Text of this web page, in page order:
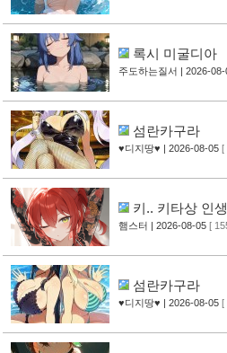
록시 미굴디아
주도하는질서 | 2026-08-
섬란카구라
♥디지땅♥ | 2026-08-05 [
키.. 키타상 인
햄스터 | 2026-08-05 [
섬란카구라
♥디지땅♥ | 2026-08-05 [